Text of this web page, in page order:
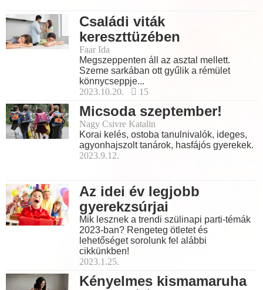
Családi viták
kereszttüzében
Faar Ida
Megszeppenten áll az asztal mellett.
Szeme sarkában ott gyűlik a rémület
könnycseppje...
2023.10.20.
15
Micsoda szeptember!
Nagy Csivre Katalin
Korai kelés, ostoba tanulnivalók, ideges,
agyonhajszolt tanárok, hasfájós gyerekek.
2023.9.12.
Az idei év legjobb
gyerekzsúrjai
Mik lesznek a trendi szülinapi parti-témák
2023-ban? Rengeteg ötletet és
lehetőséget sorolunk fel alábbi
cikkünkben!
2023.1.25.
Kényelmes kismamaruha